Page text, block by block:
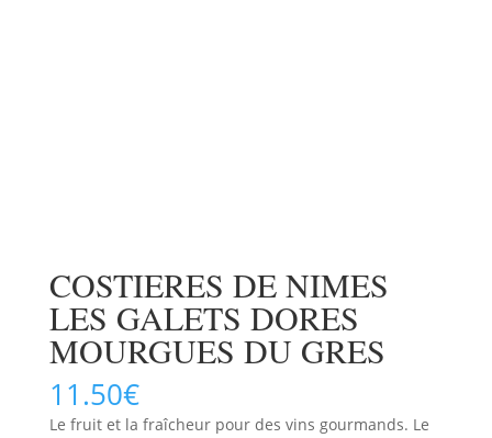
COSTIERES DE NIMES
LES GALETS DORES
MOURGUES DU GRES
11.50€
Le fruit et la fraîcheur pour des vins gourmands. Le